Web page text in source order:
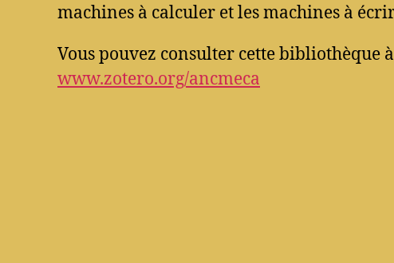
machines à calculer et les machines à
Vous pouvez consulter cette bibliothèque
www.zotero.org/ancmeca